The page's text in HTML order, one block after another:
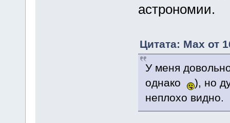
астрономии.
Цитата: Max от
У меня
однако
), но
неплохо видно.